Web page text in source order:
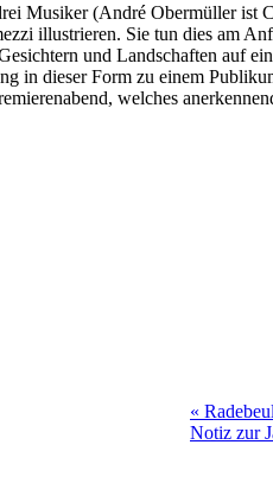
Musiker (André Obermüller
illustrieren. Sie tun dies am
und Landschaften auf
in dieser Form zu einem
welches
«
Notiz zur